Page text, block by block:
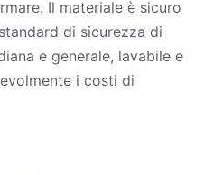
Il materiale è sicuro
di sicurezza di
e generale, lavabile e
i costi di